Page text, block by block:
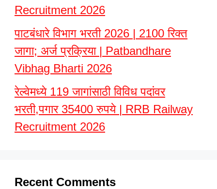
Recruitment 2026
पाटबंधारे विभाग भरती 2026 | 2100 रिक्त
जागा; अर्ज प्रक्रिया | Patbandhare
Vibhag Bharti 2026
रेल्वेमध्ये 119 जागांसाठी विविध पदांवर
भरती,पगार 35400 रुपये | RRB Railway
Recruitment 2026
Recent Comments